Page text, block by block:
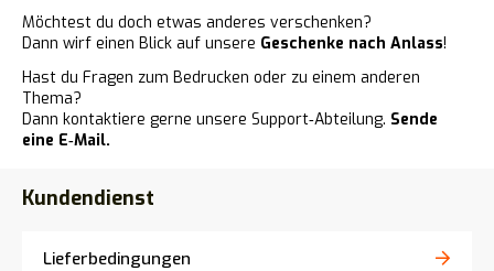
Möchtest du doch etwas anderes verschenken?
Dann wirf einen Blick auf unsere Geschenke nach Anlass!
Hast du Fragen zum Bedrucken oder zu einem anderen
Thema?
Dann kontaktiere gerne unsere Support‑Abteilung. Sende
eine E‑Mail.
Kundendienst
Lieferbedingungen